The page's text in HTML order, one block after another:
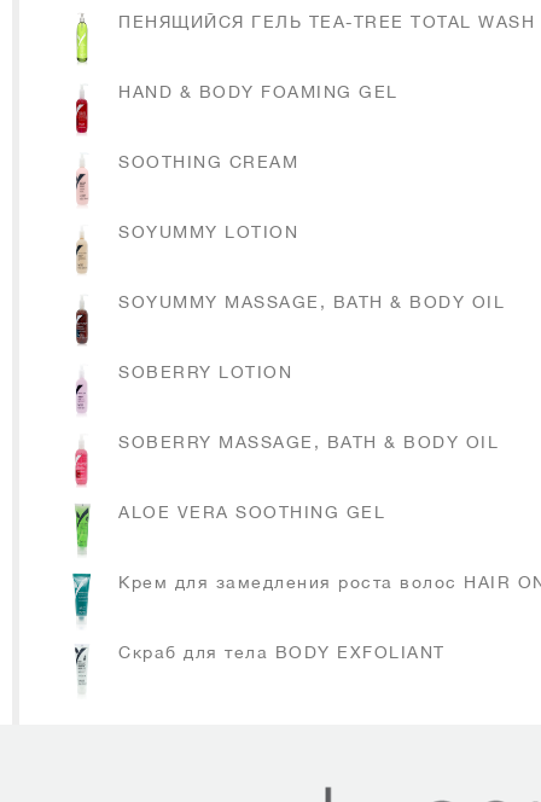
ПЕНЯЩИЙСЯ ГЕЛЬ TEA-TREE TOTAL WASH
HAND & BODY FOAMING GEL
SOOTHING CREAM
SOYUMMY LOTION
SOYUMMY MASSAGE, BATH & BODY OIL
SOBERRY LOTION
SOBERRY MASSAGE, BATH & BODY OIL
ALOE VERA SOOTHING GEL
Крем для замедления роста волос HAIR
Скраб для тела BODY EXFOLIANT